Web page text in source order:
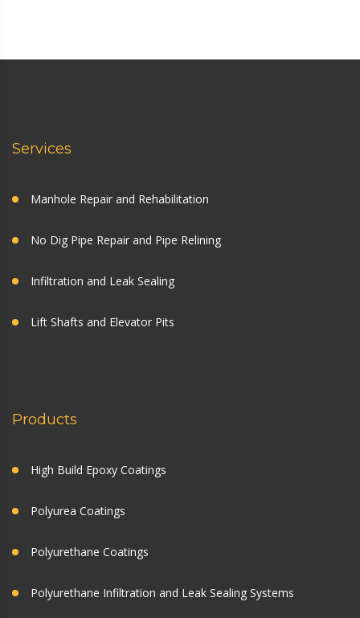
Services
Manhole Repair and Rehabilitation
No Dig Pipe Repair and Pipe Relining
Infiltration and Leak Sealing
Lift Shafts and Elevator Pits
Products
High Build Epoxy Coatings
Polyurea Coatings
Polyurethane Coatings
Polyurethane Infiltration and Leak Sealing Systems